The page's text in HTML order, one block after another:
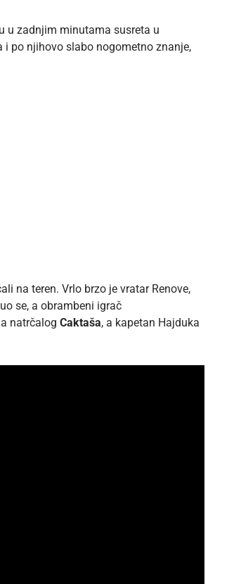
u zadnjim minutama susreta u
po njihovo slabo nogometno znanje,
na teren. Vrlo brzo je vratar Renove,
se, a obrambeni igrač
natrčalog Caktaša, a kapetan Hajduka